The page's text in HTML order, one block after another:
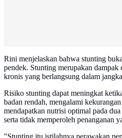
Rini menjelaskan bahwa stunting
pendek. Stunting merupakan
kronis yang berlangsung dalam
Risiko stunting dapat meningkat
badan rendah, mengalami
mendapatkan nutrisi optimal pada
serta tidak memperoleh penanganan